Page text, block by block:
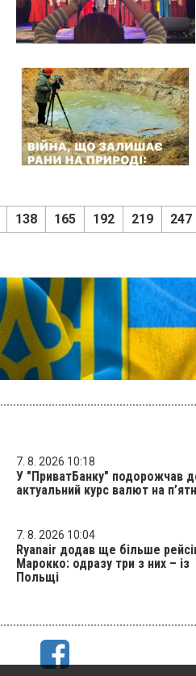
138 165 192 219 247
7. 8. 2026 10:18
У "ПриватБанку" подорожчав
актуальний курс валют на
7. 8. 2026 10:04
Ryanair додав ще більше
Марокко: одразу три з них – із
Польщі